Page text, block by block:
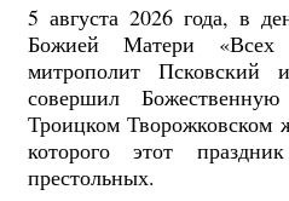
5 августа 2026 года, в
Божией Матери «Всех
митрополит Псковский
совершил
Троицком Творожковском
которого этот
престольных.